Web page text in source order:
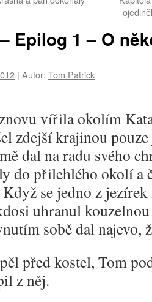
Epilog 1 – O
| Autor: Tom Patrick
vířila okolím
zdejší krajinou
dal na radu svého
do přilehlého okolí a
Když se jedno z
uhranul
sobě dal najevo,
před kostel, Tom
z něj.